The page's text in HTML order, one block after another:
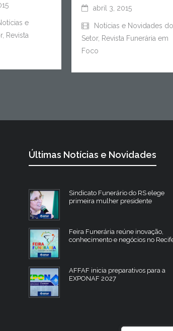
e
, Revista
abril 3, 2015
Notícias e Novidades do
Setor, Revista Funerária em
Foco
Últimas Notícias e Novidades
Sindicato Funerário do RS elege
primeira mulher presidente
Feira Funerária reúne inovação,
conhecimento e negócios no
AFFAF inicia preparativos para a
EXPONAF 2027